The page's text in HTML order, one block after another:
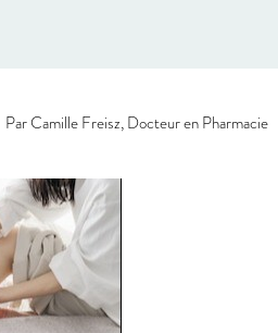
ParCamille Freisz, Docteur en Pharmacie